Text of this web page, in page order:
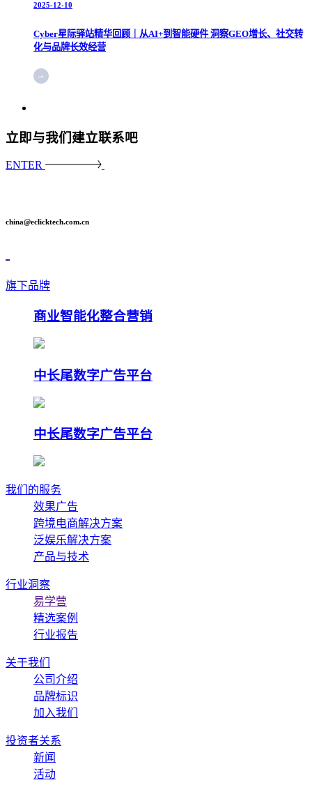
2025-12-10
Cyber星际驿站精华回顾｜从AI+到智能硬件 洞察GEO增长、社交转
化与品牌长效经营
立即与我们建立联系吧
ENTER
china@eclicktech.com.cn
旗下品牌
商业智能化整合营销
中长尾数字广告平台
中长尾数字广告平台
我们的服务
效果广告
跨境电商解决方案
泛娱乐解决方案
产品与技术
行业洞察
易学营
精选案例
行业报告
关于我们
公司介绍
品牌标识
加入我们
投资者关系
新闻
活动